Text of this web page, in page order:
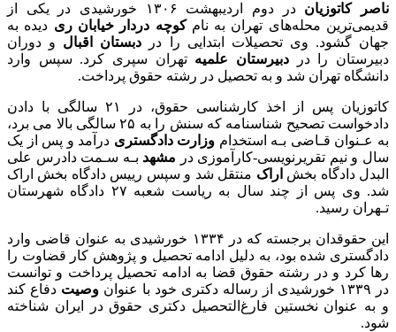
ناصر کاتوزیان
در دوم اردیبهشت ۱۳۰۶ خورشیدی در یکی از
قدیمی‌ترین محله‌های تهران به نامکوچه دردار خیابان ری دیده به
جهان گشود. وی تحصیلات ابتدایی را در دبستان اقبال و دوران
دبیرستان را در دبیرستان علمیه تهران سپری کرد. سپس وارد
دانشگاه تهران شد و به تحصیل در رشته حقوق پرداخت.
کاتوزیان پس از اخذ کارشناسی حقوق، در ۲۱ سالگی با دادن
دادخواست تصحیح شناسنامه که سنش را به ۲۵ سالگی بالا می برد،
به عـنوان قـاضی بـه استخدام وزارت دادگستری درآمد و پس از یک
سال و نیم تقریرنویسی-کارآموزی در مشهد بـه سـمت دادرس علی
البدل دادگاه بخش اراک منتقل شد و سپس رییس دادگاه بخش اراک
شد. وی پس از چند سال به ریاست شعبه ۲۷ دادگاه شهرستان
تـهران رسید.
این حقوقدان برجسته که در ۱۳۳۴ خورشیدی به عنوان قاضی وارد
دادگستری شده بود، به دلیل ادامه تحصیل و پژوهش کار قضاوت را
رها کرد و در رشته حقوق قضا به ادامه تحصیل پرداخت و توانست
در ۱۳۳۹ خورشیدی از رساله دکتری خود با عنوان
وصیت دفاع کند
و به عنوان نخستین فارغ‌التحصیل دکتری حقوق در ایران شناخته
‌شود.